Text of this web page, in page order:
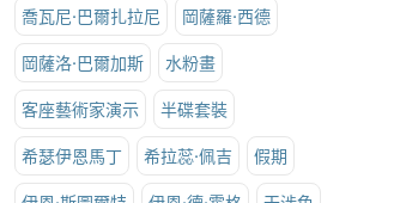
喬瓦尼·巴爾扎拉尼 岡薩羅·西德
岡薩洛·巴爾加斯 水粉畫
客座藝術家演示 半碟套裝
希瑟伊恩馬丁 希拉蕊·佩吉 假期